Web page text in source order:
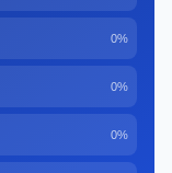
0%
0%
0%